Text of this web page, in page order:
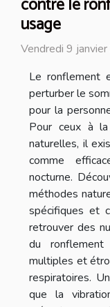
usage
Vendredi 9
Le ronflement
perturber le
pour la
Pour ceux à
naturelles, il
comme
nocturne.
méthodes
spécifiques et
retrouver des
du
multiples et
respiratoires.
que la